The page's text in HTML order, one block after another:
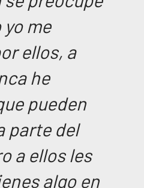
me
ellos, a
he
pueden
parte del
a ellos les
algo en